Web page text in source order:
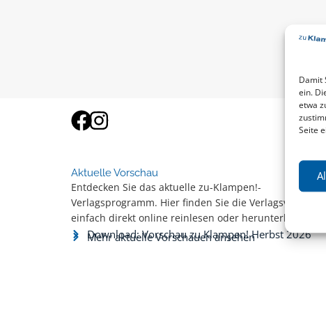
Damit
ein.
etwa
Seite
Aktuelle Vorschau
Entdecken Sie das aktuelle zu-Klampen!-
Verlagsprogramm. Hier finden Sie die Verlagsvorschau
einfach direkt online reinlesen oder herunterladen.
Download: Vorschau zu Klampen! Herbst 2026
Mehr aktuelle Vorschauen ansehen